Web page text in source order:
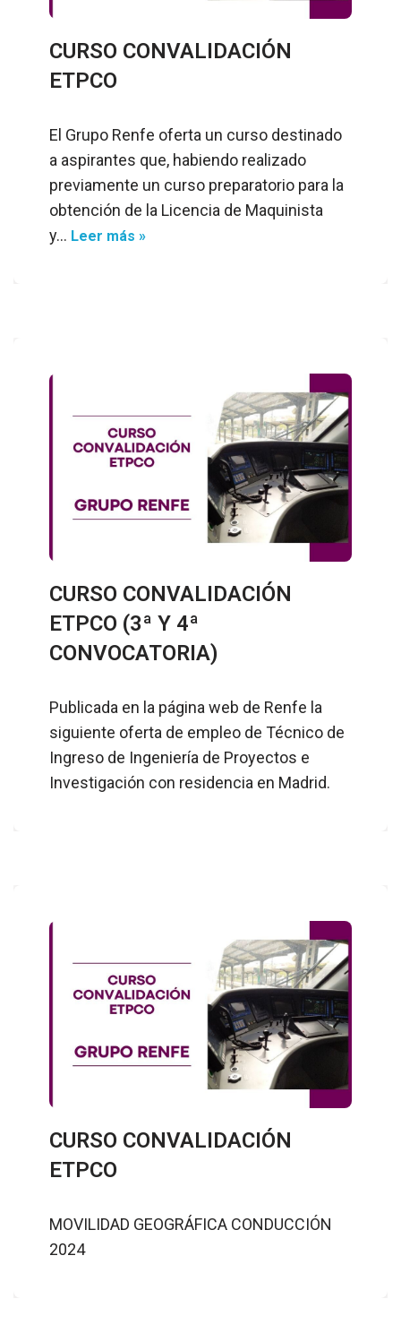
CURSO CONVALIDACIÓN
ETPCO
El Grupo Renfe oferta un curso destinado
a aspirantes que, habiendo realizado
previamente un curso preparatorio para la
obtención de la Licencia de Maquinista
y… Leer más »
CURSO CONVALIDACIÓN
ETPCO (3ª Y 4ª
CONVOCATORIA)
Publicada en la página web de Renfe la
siguiente oferta de empleo de Técnico de
Ingreso de Ingeniería de Proyectos e
Investigación con residencia en Madrid.
CURSO CONVALIDACIÓN
ETPCO
MOVILIDAD GEOGRÁFICA CONDUCCIÓN
2024